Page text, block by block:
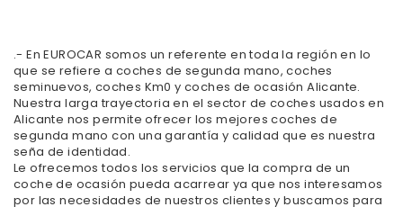
.- En EUROCAR somos un referente en toda la región en lo
que se refiere a coches de segunda mano, coches
seminuevos, coches Km0 y coches de ocasión Alicante.
Nuestra larga trayectoria en el sector de coches usados en
Alicante nos permite ofrecer los mejores coches de
segunda mano con una garantía y calidad que es nuestra
seña de identidad.
Le ofrecemos todos los servicios que la compra de un
coche de ocasión pueda acarrear ya que nos interesamos
por las necesidades de nuestros clientes y buscamos para